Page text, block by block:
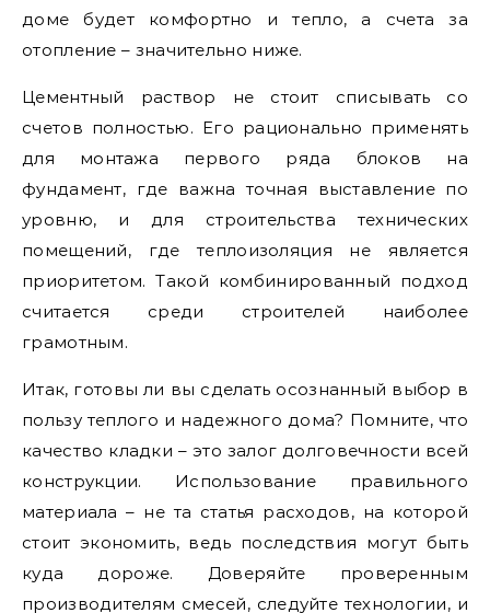
доме будет комфортно и тепло, а счета за
отопление – значительно ниже.
Цементный раствор не стоит списывать со
счетов полностью. Его рационально применять
для монтажа первого ряда блоков на
фундамент, где важна точная выставление по
уровню, и для строительства технических
помещений, где теплоизоляция не является
приоритетом. Такой комбинированный подход
считается среди строителей наиболее
грамотным.
Итак, готовы ли вы сделать осознанный выбор в
пользу теплого и надежного дома? Помните, что
качество кладки – это залог долговечности всей
конструкции. Использование правильного
материала – не та статья расходов, на которой
стоит экономить, ведь последствия могут быть
куда дороже. Доверяйте проверенным
производителям смесей, следуйте технологии, и